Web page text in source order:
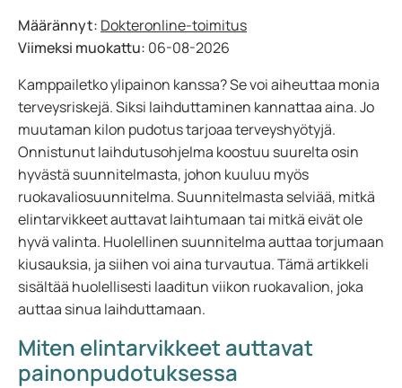
Määrännyt: Dokteronline-toimitus
Viimeksi muokattu: 06-08-2026
Kamppailetko ylipainon kanssa? Se voi aiheuttaa monia
terveysriskejä. Siksi laihduttaminen kannattaa aina. Jo
muutaman kilon pudotus tarjoaa terveyshyötyjä.
Onnistunut laihdutusohjelma koostuu suurelta osin
hyvästä suunnitelmasta, johon kuuluu myös
ruokavaliosuunnitelma. Suunnitelmasta selviää, mitkä
elintarvikkeet auttavat laihtumaan tai mitkä eivät ole
hyvä valinta. Huolellinen suunnitelma auttaa torjumaan
kiusauksia, ja siihen voi aina turvautua. Tämä artikkeli
sisältää huolellisesti laaditun viikon ruokavalion, joka
auttaa sinua laihduttamaan.
Miten elintarvikkeet auttavat
painonpudotuksessa